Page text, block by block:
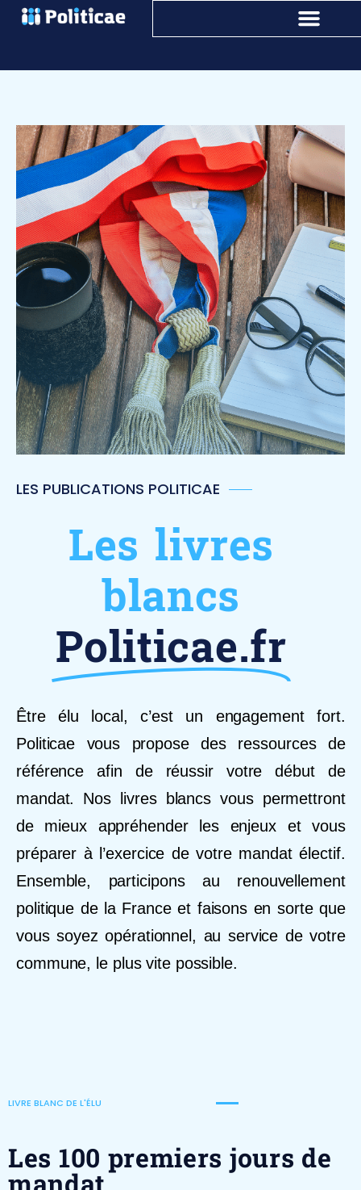
Publications
LES PUBLICATIONS POLITICAE
Les livres
blancs
Politicae.fr
Être élu local, c’est un engagement fort.
Politicae vous propose des ressources de
référence afin de réussir votre début de
mandat. Nos livres blancs vous permettront
de mieux appréhender les enjeux et vous
préparer à l’exercice de votre mandat électif.
Ensemble, participons au renouvellement
politique de la France et faisons en sorte que
vous soyez opérationnel, au service de votre
commune, le plus vite possible.
LIVRE BLANC DE L'ÉLU
Les 100 premiers jours de